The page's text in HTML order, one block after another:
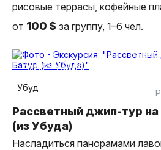
рисовые террасы, кофейные
от 100 $ за группу, 1–6 чел.
8
индивидуальная
Убуд
Рассветный джип-тур на
(из Убуда)
Насладиться панорамами